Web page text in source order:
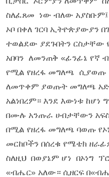
ስለፈጸመ ነው ብለው አያስቡም፤
ኦቦ በቀለ ገርባ ኢትዮጵያውያን
ተወልደው ያደጉበትን ርስታቸው
አበባን ለመንጠቅ «ፊንፊኔ የኛ
የሚል የዘረፋ መግለጫ ሲያወጡ
ለመጥቀም ያወጡት መግለጫ
አልነበረም። እንደ እውነቱ
በሙሉ አንጡራ ሀብታቸውን
በሚል የዘረፋ መግለጫ ባወጡ
መርከቦችን በሰረቁ የሜቴክ
ስለዚህ በወያኔም ሆነ በኦነግ
«ብሔር» አለው። ሲዘርፍ